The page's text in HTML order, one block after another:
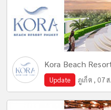
Kora Beach
Update ภูเก็ต , 07